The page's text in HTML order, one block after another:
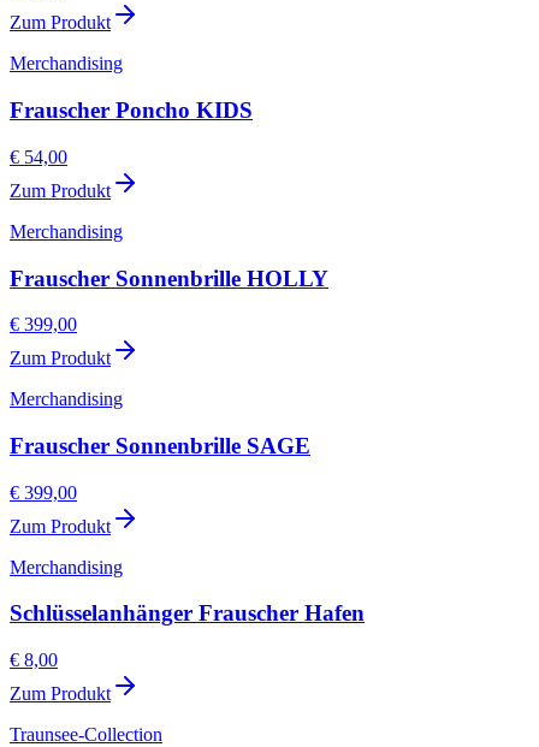
Zum Produkt
Merchandising
Frauscher Poncho KIDS
€ 54,00
Zum Produkt
Merchandising
Frauscher Sonnenbrille HOLLY
€ 399,00
Zum Produkt
Merchandising
Frauscher Sonnenbrille SAGE
€ 399,00
Zum Produkt
Merchandising
Schlüsselanhänger Frauscher Hafen
€ 8,00
Zum Produkt
Traunsee-Collection